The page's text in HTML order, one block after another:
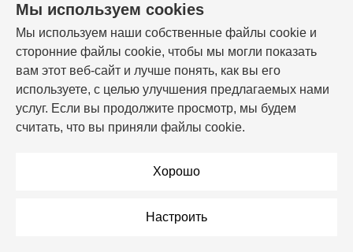
Код товара: 62995
Бюрократ CH-993/M01, черный
434,00 Br
Мы используем cookies
Мы используем наши собственные файлы cookie и
сторонние файлы cookie, чтобы мы могли показать
вам этот веб-сайт и лучше понять, как вы его
используете, с целью улучшения предлагаемых нами
услуг. Если вы продолжите просмотр, мы будем
считать, что вы приняли файлы cookie.
Хорошо
Настроить